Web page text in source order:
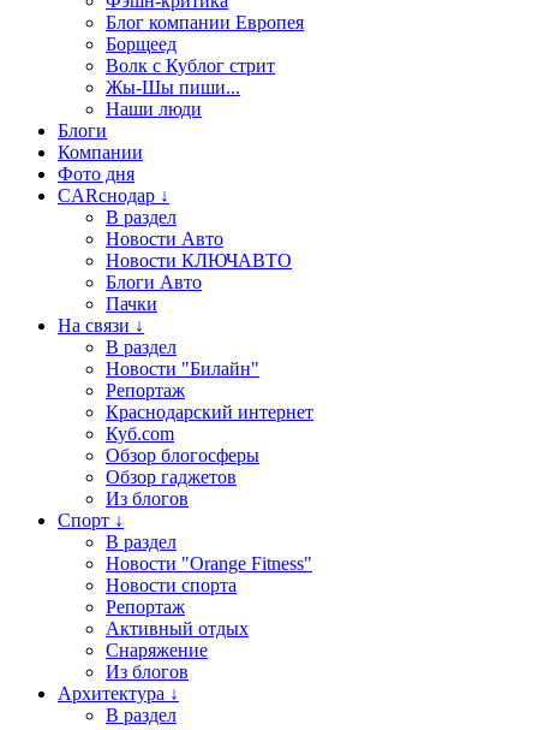
Блог компании Европея
Борщеед
Волк с Кублог стрит
Жы-Шы пиши...
Наши люди
Блоги
Компании
Фото дня
CARснодар ↓
В раздел
Новости Авто
Новости КЛЮЧАВТО
Блоги Авто
Пачки
На связи ↓
В раздел
Новости "Билайн"
Репортаж
Краснодарский интернет
Куб.com
Обзор блогосферы
Обзор гаджетов
Из блогов
Спорт ↓
В раздел
Новости "Orange Fitness"
Новости спорта
Репортаж
Активный отдых
Снаряжение
Из блогов
Архитектура ↓
В раздел